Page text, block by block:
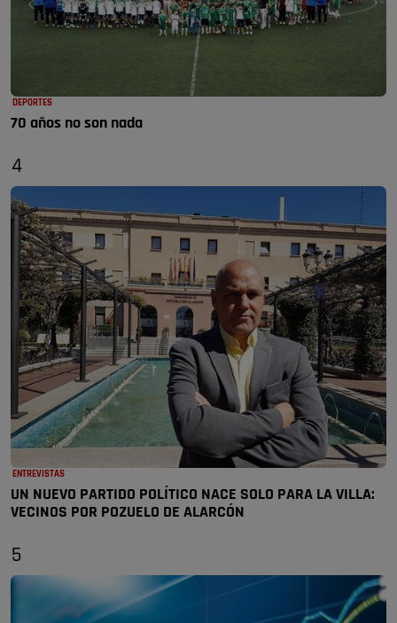
DEPORTES
70 años no son nada
4
ENTREVISTAS
UN NUEVO PARTIDO POLÍTICO NACE SOLO PARA LA VILLA:
VECINOS POR POZUELO DE ALARCÓN
5